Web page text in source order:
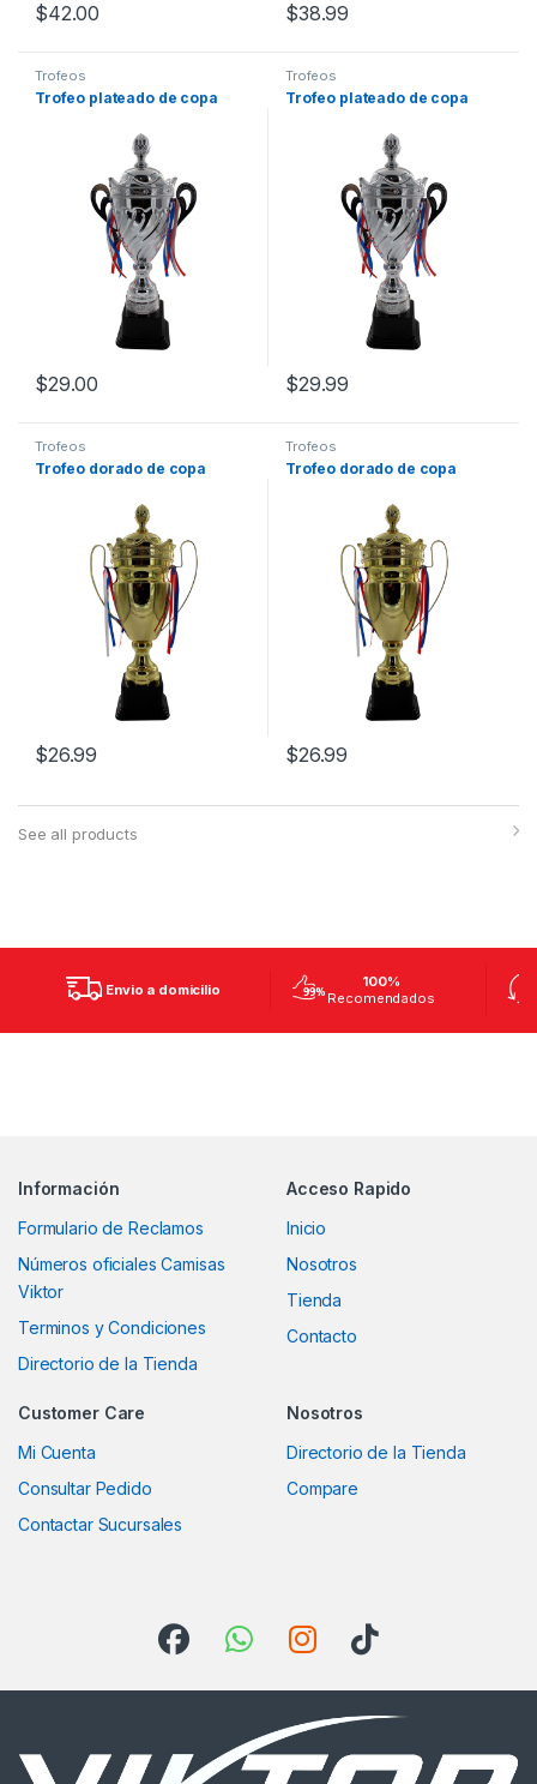
$42.00 $38.99
Trofeos
Trofeo plateado de copa
$29.00
Trofeos
Trofeo plateado de copa
$29.99
Trofeos
Trofeo dorado de copa
$26.99
Trofeos
Trofeo dorado de copa
$26.99
See all products
Envio a domicilio
100%
Recomendados
Información
Formulario de Reclamos
Números oficiales Camisas
Viktor
Terminos y Condiciones
Directorio de la Tienda
Acceso Rapido
Inicio
Nosotros
Tienda
Contacto
Customer Care
Mi Cuenta
Consultar Pedido
Contactar Sucursales
Nosotros
Directorio de la Tienda
Compare